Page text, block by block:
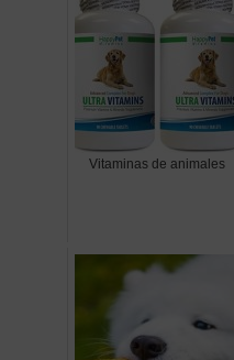
Vitaminas de animales